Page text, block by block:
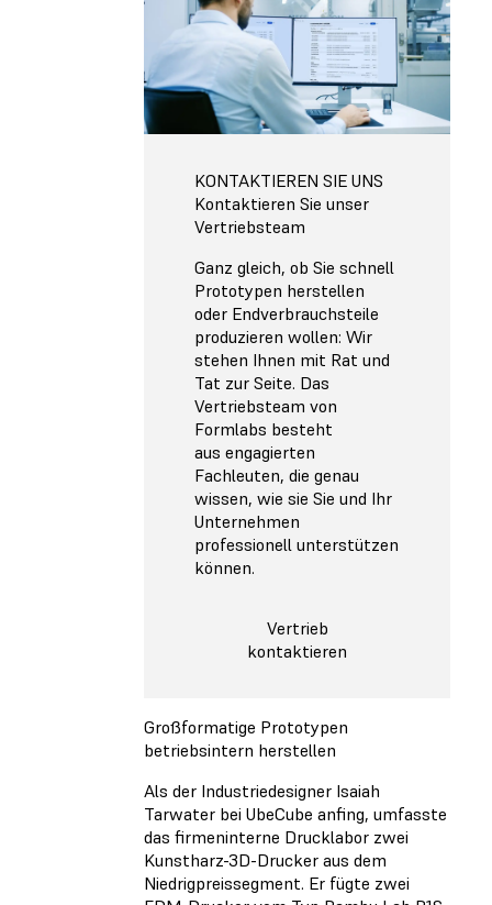
KONTAKTIEREN SIE UNS
Kontaktieren Sie unser
Vertriebsteam
Ganz gleich, ob Sie schnell
Prototypen herstellen
oder Endverbrauchsteile
produzieren wollen: Wir
stehen Ihnen mit Rat und
Tat zur Seite. Das
Vertriebsteam von
Formlabs besteht
aus engagierten
Fachleuten, die genau
wissen, wie sie Sie und Ihr
Unternehmen
professionell unterstützen
können.
Vertrieb
kontaktieren
Großformatige Prototypen
betriebsintern herstellen
Als der Industriedesigner Isaiah
Tarwater bei UbeCube anfing, umfasste
das firmeninterne Drucklabor zwei
Kunstharz-3D-Drucker aus dem
Niedrigpreissegment. Er fügte zwei